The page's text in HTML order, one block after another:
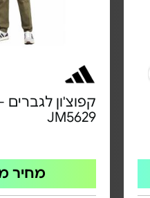
קפוצ'ון לגברים
JM5629
מחיר